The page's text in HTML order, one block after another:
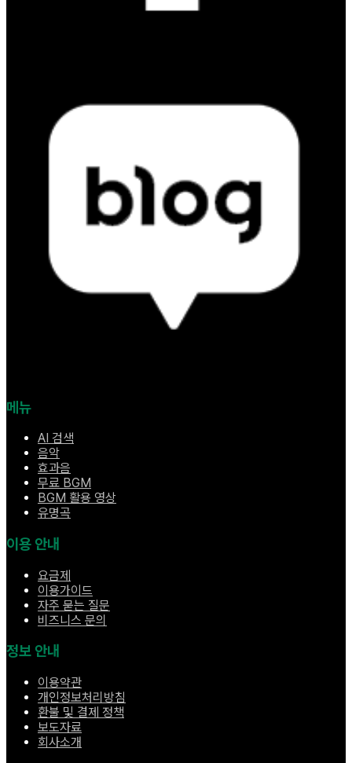
메뉴
AI 검색
음악
효과음
무료 BGM
BGM 활용 영상
유명곡
이용 안내
요금제
이용가이드
자주 묻는 질문
비즈니스 문의
정보 안내
이용약관
개인정보처리방침
환불 및 결제 정책
보도자료
회사소개